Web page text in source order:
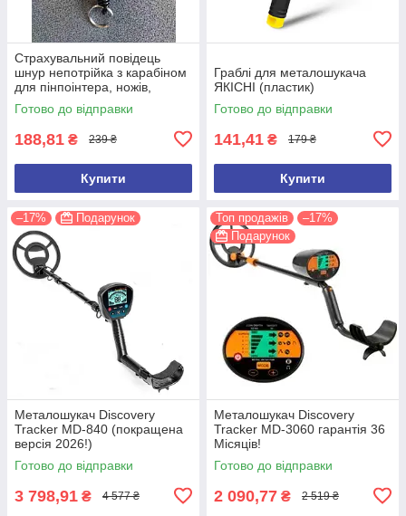
Страхувальний повідець
шнур непотрійка з карабіном
для пінпоінтера, ножів,
ліхтарів, рацій, ключів
Готово до відправки
188,81 ₴ 239 ₴
Купити
Граблі для металошукача
ЯКІСНІ (пластик)
Готово до відправки
141,41 ₴ 179 ₴
Купити
–17% Подарунок
Металошукач Discovery
Tracker MD-840 (покращена
версія 2026!)
Готово до відправки
3 798,91 ₴ 4 577 ₴
Топ продажів
–17%
Подарунок
Металошукач Discovery
Tracker MD-3060 гарантія 36
Місяців!
Готово до відправки
2 090,77 ₴ 2 519 ₴